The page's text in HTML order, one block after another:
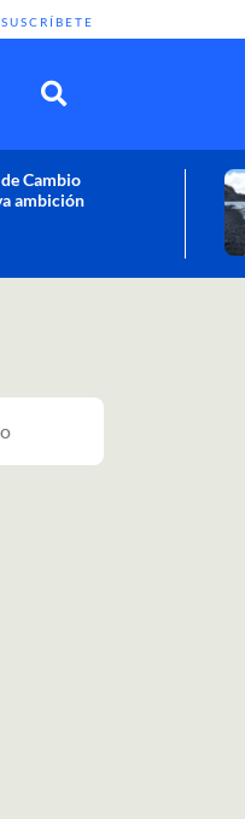
SUSCRÍBETE
sus efectos